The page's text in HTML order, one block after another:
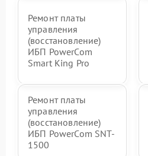
Ремонт платы
управления
(восстановление)
ИБП PowerCom
Smart King Pro
Ремонт платы
управления
(восстановление)
ИБП PowerCom SNT-
1500